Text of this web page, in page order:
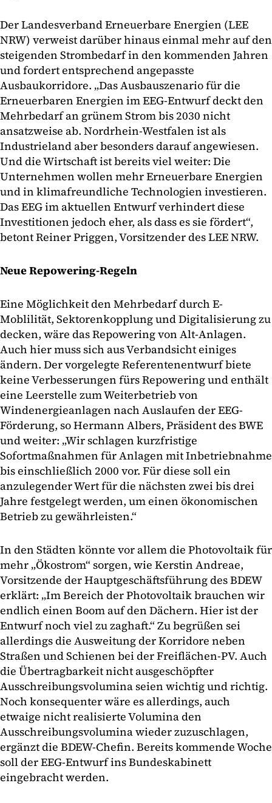
Der Landesverband Erneuerbare Energien (LEE
NRW) verweist darüber hinaus einmal mehr auf den
steigenden Strombedarf in den kommenden Jahren
und fordert entsprechend angepasste
Ausbaukorridore. „Das Ausbauszenario für die
Erneuerbaren Energien im EEG-Entwurf deckt den
Mehrbedarf an grünem Strom bis 2030 nicht
ansatzweise ab. Nordrhein-Westfalen ist als
Industrieland aber besonders darauf angewiesen.
Und die Wirtschaft ist bereits viel weiter: Die
Unternehmen wollen mehr Erneuerbare Energien
und in klimafreundliche Technologien investieren.
Das EEG im aktuellen Entwurf verhindert diese
Investitionen jedoch eher, als dass es sie fördert“,
betont Reiner Priggen, Vorsitzender des LEE NRW.
Neue Repowering-Regeln
Eine Möglichkeit den Mehrbedarf durch E-
Moblilität, Sektorenkopplung und Digitalisierung zu
decken, wäre das Repowering von Alt-Anlagen.
Auch hier muss sich aus Verbandsicht einiges
ändern. Der vorgelegte Referentenentwurf biete
keine Verbesserungen fürs Repowering und enthält
eine Leerstelle zum Weiterbetrieb von
Windenergieanlagen nach Auslaufen der EEG-
Förderung, so Hermann Albers, Präsident des BWE
und weiter: „Wir schlagen kurzfristige
Sofortmaßnahmen für Anlagen mit Inbetriebnahme
bis einschließlich 2000 vor. Für diese soll ein
anzulegender Wert für die nächsten zwei bis drei
Jahre festgelegt werden, um einen ökonomischen
Betrieb zu gewährleisten.“
In den Städten könnte vor allem die Photovoltaik für
mehr „Ökostrom“ sorgen, wie Kerstin Andreae,
Vorsitzende der Hauptgeschäftsführung des BDEW
erklärt: „Im Bereich der Photovoltaik brauchen wir
endlich einen Boom auf den Dächern. Hier ist der
Entwurf noch viel zu zaghaft.“ Zu begrüßen sei
allerdings die Ausweitung der Korridore neben
Straßen und Schienen bei der Freiflächen-PV. Auch
die Übertragbarkeit nicht ausgeschöpfter
Ausschreibungsvolumina seien wichtig und richtig.
Noch konsequenter wäre es allerdings, auch
etwaige nicht realisierte Volumina den
Ausschreibungsvolumina wieder zuzuschlagen,
ergänzt die BDEW-Chefin. Bereits kommende Woche
soll der EEG-Entwurf ins Bundeskabinett
eingebracht werden.